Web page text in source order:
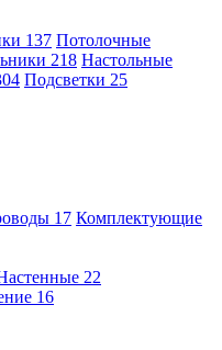
137 Потолочные
218 Настольные
Подсветки 25
17 Комплектующие
22
16